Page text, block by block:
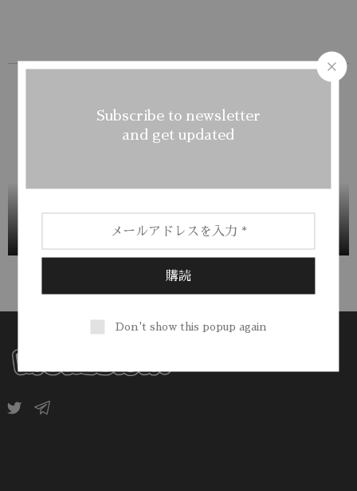
Subscribe to newsletter
and get updated
Don't show this popup again